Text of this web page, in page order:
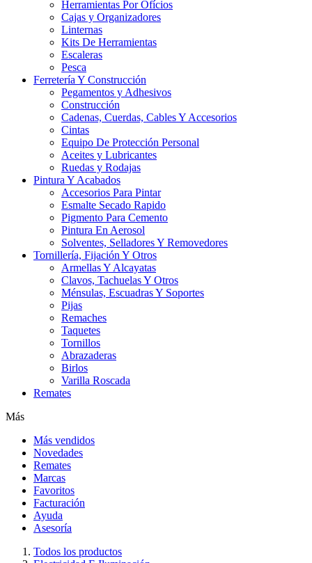
Herramientas Por Ofícios
Cajas y Organizadores
Linternas
Kits De Herramientas
Escaleras
Pesca
Ferretería Y Construcción
Pegamentos y Adhesivos
Construcción
Cadenas, Cuerdas, Cables Y Accesorios
Cintas
Equipo De Protección Personal
Aceites y Lubricantes
Ruedas y Rodajas
Pintura Y Acabados
Accesorios Para Pintar
Esmalte Secado Rapido
Pigmento Para Cemento
Pintura En Aerosol
Solventes, Selladores Y Removedores
Tornillería, Fijación Y Otros
Armellas Y Alcayatas
Clavos, Tachuelas Y Otros
Ménsulas, Escuadras Y Soportes
Pijas
Remaches
Taquetes
Tornillos
Abrazaderas
Birlos
Varilla Roscada
Remates
Más
Más vendidos
Novedades
Remates
Marcas
Favoritos
Facturación
Ayuda
Asesoría
Todos los productos